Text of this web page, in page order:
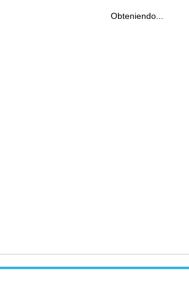
Obteniendo...